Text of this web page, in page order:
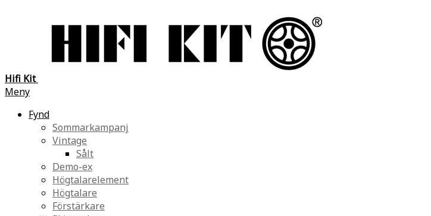
Hifi Kit
Meny
Fynd
Sommarkampanj
Vintage
Sålt
Demo-ex
Högtalarelement
Högtalare
Förstärkare